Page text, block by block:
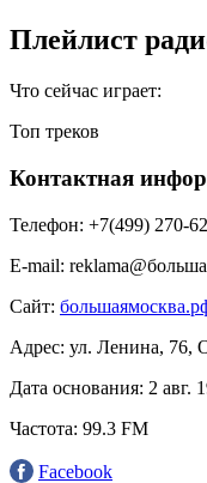
Плейлист
Что сейчас играет:
Топ треков
Контактная
Телефон: +7(499) 270-
E-mail:
Сайт:
Адрес: ул. Ленина, 76,
Дата основания: 2 авг.
Частота: 99.3 FM
Facebook